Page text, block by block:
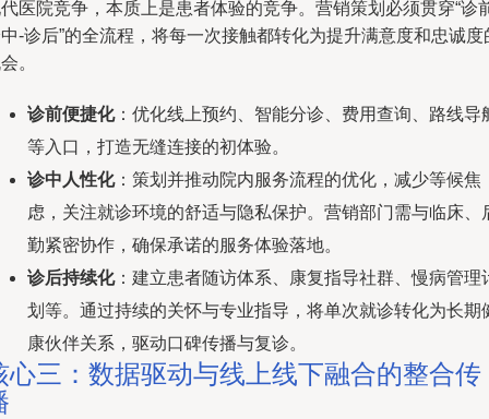
医院竞争，本质上是患者体验的竞争。营销策划必须贯穿“诊
-诊后”的全流程，将每一次接触都转化为提升满意度和忠诚度
。
诊前便捷化：优化线上预约、智能分诊、费用查询、路线导
等入口，打造无缝连接的初体验。
诊中人性化：策划并推动院内服务流程的优化，减少等候焦
虑，关注就诊环境的舒适与隐私保护。营销部门需与临床、
勤紧密协作，确保承诺的服务体验落地。
诊后持续化：建立患者随访体系、康复指导社群、慢病管理
划等。通过持续的关怀与专业指导，将单次就诊转化为长期
康伙伴关系，驱动口碑传播与复诊。
心三：数据驱动与线上线下融合的整合传